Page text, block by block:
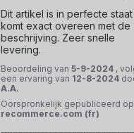
Dit artikel is in perfecte
komt exact overeen met de
beschrijving. Zeer snelle
levering.
Beoordeling van 5-9-2024 ,
een ervaring van 12-8-2024
A.A.
Oorspronkelijk gepubliceerd op
recommerce.com (fr)